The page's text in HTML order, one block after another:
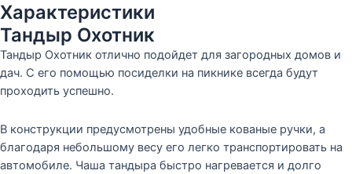
Характеристики
Тандыр Охотник
Тандыр Охотник отлично подойдет для загородных домов и
дач. С его помощью посиделки на пикнике всегда будут
проходить успешно.
В конструкции предусмотрены удобные кованые ручки, а
благодаря небольшому весу его легко транспортировать на
автомобиле. Чаша тандыра быстро нагревается и долго